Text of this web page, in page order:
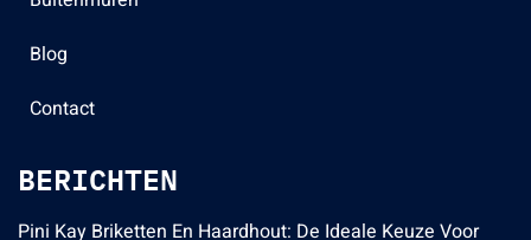
Blog
Contact
BERICHTEN
Pini Kay Briketten En Haardhout: De Ideale Keuze Voor